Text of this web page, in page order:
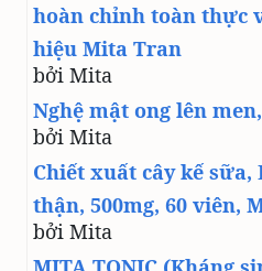
hoàn chỉnh toàn thực
hiệu Mita Tran
bởi Mita
Nghệ mật ong lên
bởi Mita
Chiết xuất cây kế sữa,
thận, 500mg, 60 viên,
bởi Mita